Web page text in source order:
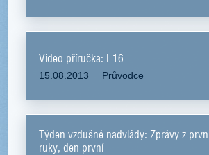
Video příručka: I-16
15.08.2013 Průvodce
Týden vzdušné nadvlády: Zprávy z
ruky, den první